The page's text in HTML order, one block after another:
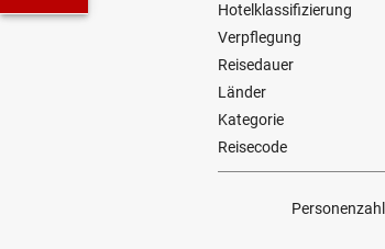
Hotelklassifizierung
Verpflegung
Reisedauer
Länder
Kategorie
Reisecode
Personenzahl